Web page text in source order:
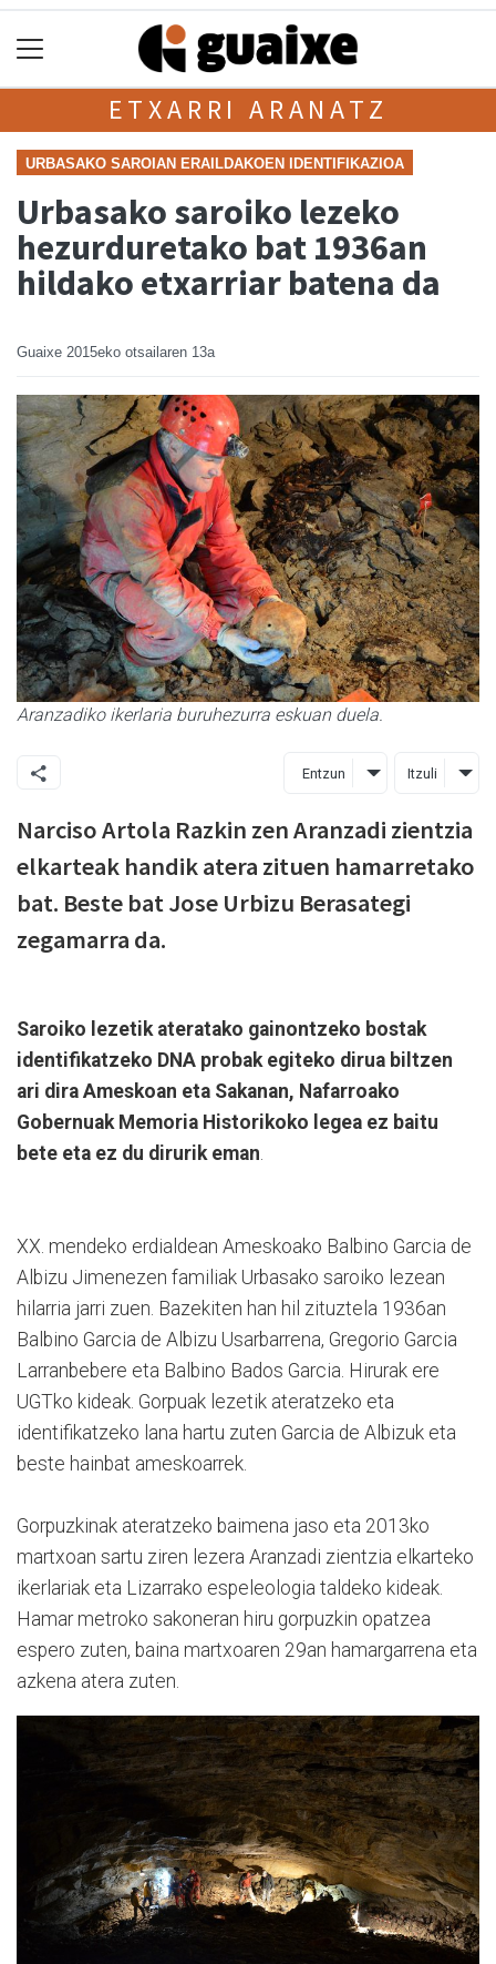
ETXARRI ARANATZ
URBASAKO SAROIAN ERAILDAKOEN IDENTIFIKAZIOA
Urbasako saroiko lezeko
hezurduretako bat 1936an
hildako etxarriar batena da
Guaixe 2015eko otsailaren 13a
Aranzadiko ikerlaria buruhezurra eskuan duela.
Entzun Itzuli
Narciso Artola Razkin zen Aranzadi zientzia
elkarteak handik atera zituen hamarretako
bat. Beste bat Jose Urbizu Berasategi
zegamarra da.
Saroiko lezetik ateratako gainontzeko bostak
identifikatzeko DNA probak egiteko dirua biltzen
ari dira Ameskoan eta Sakanan, Nafarroako
Gobernuak Memoria Historikoko legea ez baitu
bete eta ez du dirurik eman
XX. mendeko erdialdean Ameskoako Balbino Garcia de
Albizu Jimenezen familiak Urbasako saroiko lezean
hilarria jarri zuen. Bazekiten han hil zituztela 1936an
Balbino Garcia de Albizu Usarbarrena, Gregorio Garcia
Larranbebere eta Balbino Bados Garcia. Hirurak ere
UGTko kideak. Gorpuak lezetik ateratzeko eta
identifikatzeko lana hartu zuten Garcia de Albizuk eta
beste hainbat ameskoarrek.
Gorpuzkinak ateratzeko baimena jaso eta 2013ko
martxoan sartu ziren lezera Aranzadi zientzia elkarteko
ikerlariak eta Lizarrako espeleologia taldeko kideak.
Hamar metroko sakoneran hiru gorpuzkin opatzea
espero zuten, baina martxoaren 29an hamargarrena eta
azkena atera zuten.